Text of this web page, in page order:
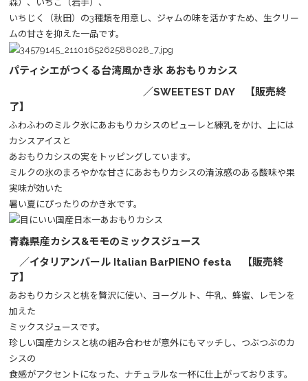
森）、いちご（岩手）、
いちじく（秋田）の3種類を用意し、ジャムの味を活かすため、生クリー
ムの甘さを抑えた一品です。
パティシエがつくる台湾風かき氷 あおもりカシス
／SWEETEST DAY 【販売終
了】
ふわふわのミルク氷にあおもりカシスのピューレと練乳をかけ、上には
カシスアイスと
あおもりカシスの実をトッピングしています。
ミルクの氷のまろやかな甘さにあおもりカシスの清涼感のある酸味や果
実味が効いた
暑い夏にぴったりのかき氷です。
青森県産カシス&モモのミックスジュース
／イタリアンバール Italian BarPIENO festa 【販売終
了】
​あおもりカシスと桃を贅沢に使い、ヨーグルト、牛乳、蜂蜜、レモンを
加えた
ミックスジュースです。
珍しい国産カシスと桃の組み合わせが意外にもマッチし、つぶつぶのカ
シスの
食感がアクセントになった、ナチュラルな一杯に仕上がっております。